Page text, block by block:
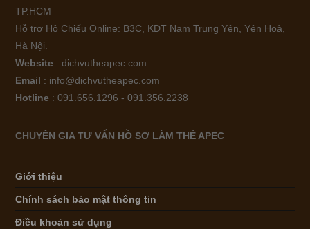
TP.HCM
Hỗ trợ Hộ Chiếu Online: B3C, KĐT Nam Trung Yên, Yên Hoà,
Hà Nội.
Website : dichvutheapec.com
Email : info@dichvutheapec.com
Hotline : 091.656.1296 - 091.356.2238
CHUYÊN GIA TƯ VẤN HỒ SƠ LÀM THẺ APEC
Giới thiệu
Chính sách bảo mật thông tin
Điều khoản sử dụng